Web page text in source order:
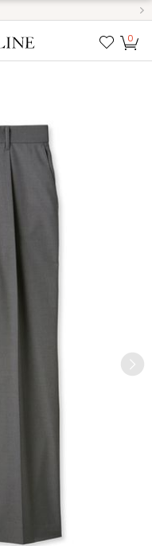
我的
0